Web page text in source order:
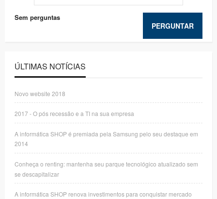
PERGUNTAR
Sem perguntas
ÚLTIMAS NOTÍCIAS
Novo website 2018
2017 - O pós recessão e a TI na sua empresa
A informática SHOP é premiada pela Samsung pelo seu destaque em
2014
Conheça o renting: mantenha seu parque tecnológico atualizado sem
se descapitalizar
A informática SHOP renova investimentos para conquistar mercado